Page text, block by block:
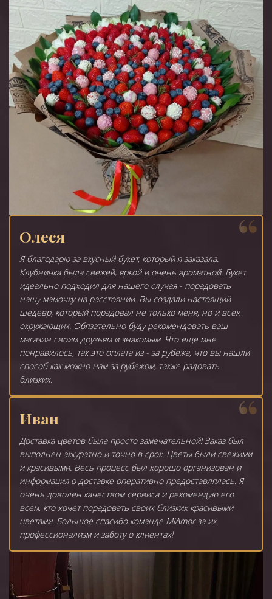
Олеся
Я благодарю за вкусный букет, который я заказала.
Клубничка была свежей, яркой и очень ароматной. Букет
идеально подходил для нашего случая - порадовать
нашу мамочку на расстоянии. Вы создали настоящий
шедевр, который порадовал не только меня, но и всех
окружающих. Обязательно буду рекомендовать ваш
магазин своим друзьям и знакомым. Что еще мне
понравилось, так это оплата из - за рубежа, что вы нашли
способ как можно нам за рубежом, также радовать
близких.
Иван
Доставка цветов была просто замечательной! Заказ был
выполнен аккуратно и точно в срок. Цветы были свежими
и красивыми. Весь процесс был хорошо организован и
информация о доставке оперативно предоставлялась. Я
очень доволен качеством сервиса и рекомендую его
всем, кто хочет порадовать своих близких красивыми
цветами. Большое спасибо команде MiAmor за их
профессионализм и заботу о клиентах!